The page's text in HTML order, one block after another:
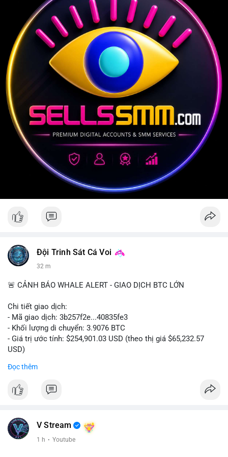
Đội Trinh Sát Cá Voi
32 m
🚨 CẢNH BÁO WHALE ALERT - GIAO DỊCH BTC LỚN
Chi tiết giao dịch:
- Mã giao dịch: 3b257f2e...40835fe3
- Khối lượng di chuyển: 3.9076 BTC
- Giá trị ước tính: $254,901.03 USD (theo thị giá $65,232.57
USD)
255 nghìn USD) được chuyển trong một giao dịch duy nhất cho
chuyển một phần nhỏ trong tổng thể nắm giữ (thường là ví lớn
hàng trăm BTC) phản ánh hành vi thăm dò thanh khoản hoặc
Đọc thêm
V Stream
1 h · Youtube